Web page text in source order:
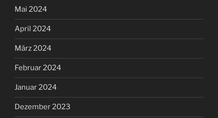
Mai 2024
April 2024
März 2024
Februar 2024
Januar 2024
Dezember 2023